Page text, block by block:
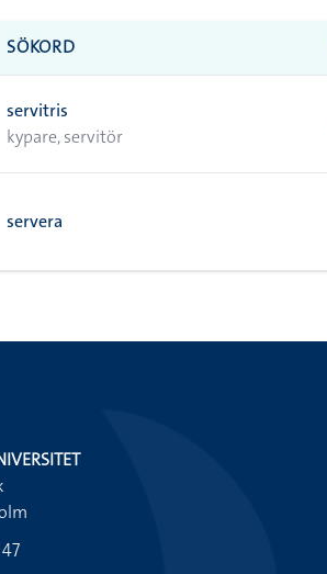
SÖKORD
servitris
kypare, servitör
servera